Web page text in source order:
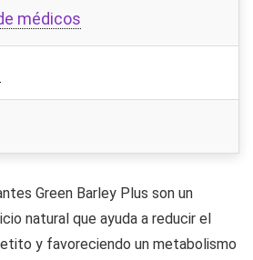
médicos
Green Barley Plus son un
natural que ayuda a reducir el
y favoreciendo un metabolismo